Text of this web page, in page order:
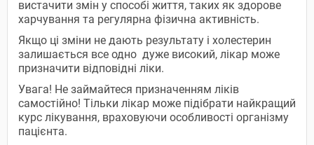
вистачити змін у способі життя, таких як здорове
харчування та регулярна фізична активність.
Якщо ці зміни не дають результату і холестерин
залишається все одно дуже високий, лікар може
призначити відповідні ліки.
Увага! Не займайтеся призначенням ліків
самостійно! Тільки лікар може підібрати найкращий
курс лікування, враховуючи особливості організму
пацієнта.